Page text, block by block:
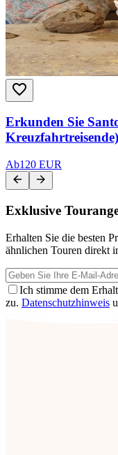
Erkunden Sie
Kreuzfahrtreisende)
Ab120 EUR
Exklusive
Erhalten Sie die besten
ähnlichen Touren direkt
Ich stimme dem
zu. Datenschutzhinweis